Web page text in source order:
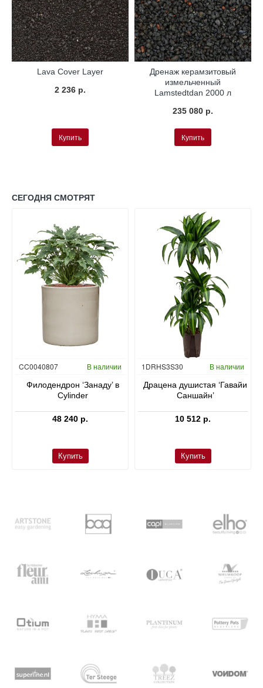
Lava Cover Layer
2 236 р.
Купить
Дренаж керамзитовый
измельченный
Lamstedtdan 2000 л
235 080 р.
Купить
СЕГОДНЯ СМОТРЯТ
CC0040807 В наличии
Филодендрон ‘Занаду’ в
Cylinder
48 240 р.
Купить
Гидропоника
1DRHS3S30 В наличии
Драцена душистая ‘Гавайи
Саншайн’
10 512 р.
Купить